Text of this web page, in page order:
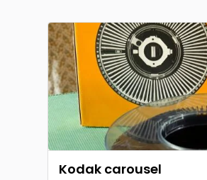
Kodak carousel